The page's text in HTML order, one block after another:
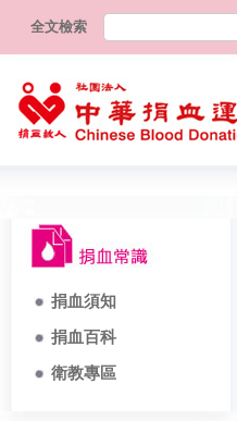
全文檢索
捐血須知
捐血百科
衛教專區